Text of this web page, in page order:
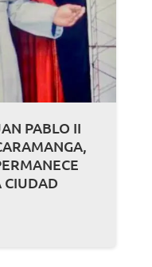
PABLO II
CIUDAD